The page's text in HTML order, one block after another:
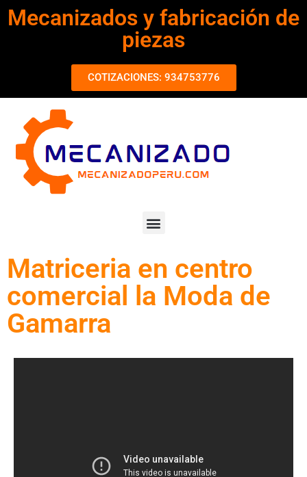
Mecanizados y fabricación de
piezas
COTIZACIONES: 934753776
Matriceria en centro
comercial la Moda de
Gamarra